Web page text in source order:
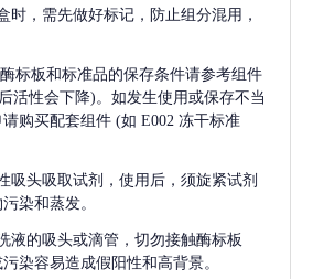
时，需先做好标记，防止组分混用，
标板和标准品的保存条件请参考组件
活性会下降)。如发生使用或保存不当
购买配套组件 (如 E002 冻干标准
吸头吸取试剂，使用后，须旋紧试剂
染和蒸发。
液的吸头或滴管，切勿接触酶标板
染容易造成假阳性和高背景。